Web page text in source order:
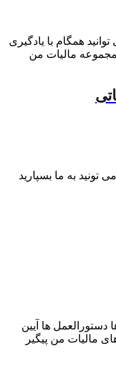
همگام با یادگیری
مجموعه مالیات من
تونید به ما بسپارید
دستورالعمل ها آیین
مالیات من پیگیر